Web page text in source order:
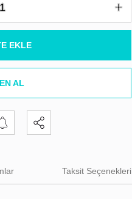
EKLE
AL
Taksit Seçenekleri